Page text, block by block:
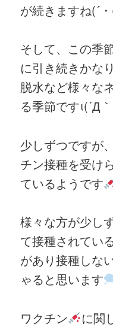
が続きますね(´
そして、この季
に引き続きかな
脱水など様々な
る季節ですι(´Д
少しずつですが
チン接種を受け
ているようです
様々な方が少し
て接種されてい
があり接種しな
ゃると思います
ワクチン
に関